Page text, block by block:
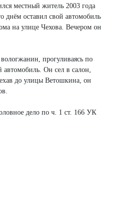
местный житель 2003 года
днём оставил свой автомобиль
на улице Чехова. Вечером он
прогуливаясь по
автомобиль. Он сел в салон,
до улицы Ветошкина, он
дело по ч. 1 ст. 166 УК